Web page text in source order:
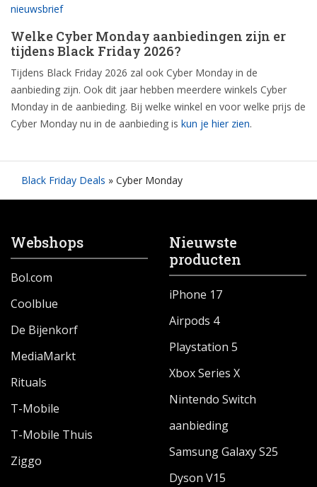
nieuwsbrief
Welke Cyber Monday aanbiedingen zijn er
tijdens Black Friday 2026?
Tijdens Black Friday 2026 zal ook Cyber Monday in de
aanbieding zijn. Ook dit jaar hebben meerdere winkels Cyber
Monday in de aanbieding. Bij welke winkel en voor welke prijs de
Cyber Monday nu in de aanbieding is kun je hier zien.
Black Friday Deals » Cyber Monday
Webshops
Bol.com
Coolblue
De Bijenkorf
MediaMarkt
Rituals
T-Mobile
T-Mobile Thuis
Ziggo
Nieuwste
producten
iPhone 17
Airpods 4
Playstation 5
Xbox Series X
Nintendo Switch
aanbieding
Samsung Galaxy S25
Dyson V15